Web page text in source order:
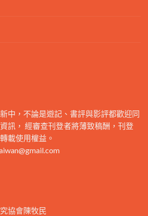
中，不論是遊記、書評與影評都歡迎同
訊， 經審查刊登者將薄致稿酬，刊登
載使用權益。
協會陳牧民